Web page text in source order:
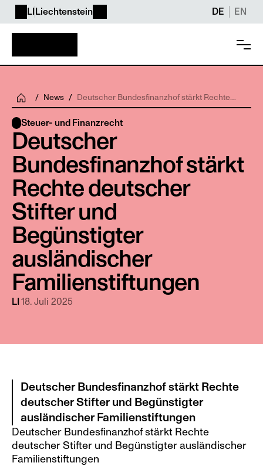
LI Liechtenstein DE EN
/ News / Deutscher Bundesfinanzhof stärkt Rechte
deutscher Stifter und Begünstigter
Steuer- und Finanzrecht
Deutscher
Bundesfinanzhof stärkt
Rechte deutscher
Stifter und
Begünstigter
ausländischer
Familienstiftungen
LI 18. Juli 2025
Deutscher Bundesfinanzhof stärkt Rechte
deutscher Stifter und Begünstigter
ausländischer Familienstiftungen
Deutscher Bundesfinanzhof stärkt Rechte
deutscher Stifter und Begünstigter ausländischer
Familienstiftungen